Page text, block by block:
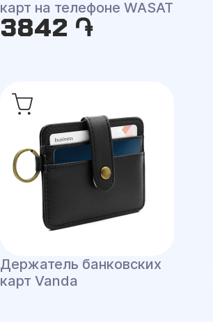
карт на телефоне WASAT
3842 ֏
Держатель банковских
карт Vanda